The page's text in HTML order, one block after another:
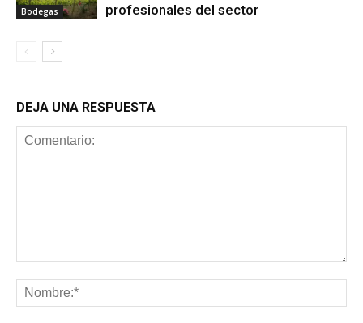
Bodegas
profesionales del sector
DEJA UNA RESPUESTA